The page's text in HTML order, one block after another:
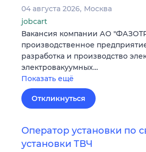
04 августа 2026 Москва
jobcart
Вакансия компании АО
производственное
разработка и производство
электровакуумных…
Показать ещё
Откликнуться
Оператор установки по
установки ТВЧ